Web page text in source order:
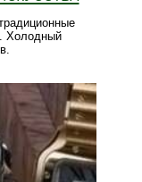
Холодный